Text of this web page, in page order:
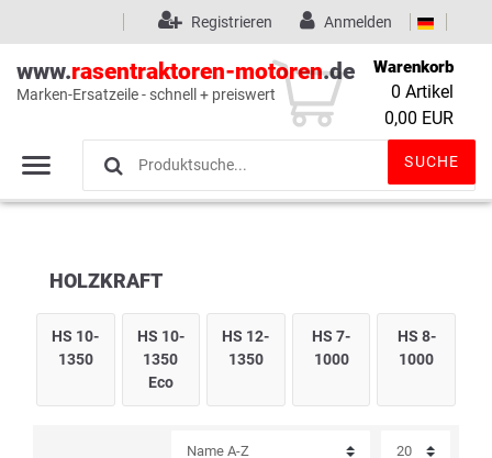
Wunschliste (0)
Anmelden
Registrieren
www.rasentraktoren-motoren.de
Marken-Ersatzeile - schnell + preiswert
SUCHE
Warenkorb
0 Artikel
0,00 EUR
HOLZKRAFT
HS 10-
1350
HS 10-
1350
Eco
HS 12-
1350
HS 7-
1000
HS 8-
1000